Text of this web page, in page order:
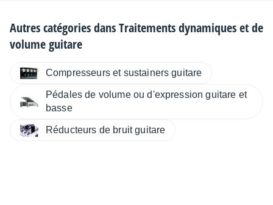
Autres catégories dansTraitements dynamiques et de
volume guitare
Compresseurs et sustainers guitare
Pédales de volume ou d'expression guitare et
basse
Réducteurs de bruit guitare